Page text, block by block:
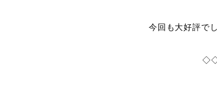
今回も大好評で